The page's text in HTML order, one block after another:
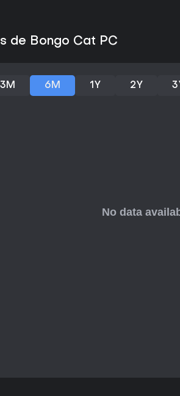
de Bongo Cat PC
3M 6M 1Y 2Y